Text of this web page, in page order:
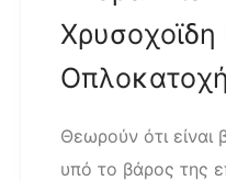
Χρυσοχοϊδη
Θεωρούν ότι είναι
υπό το βάρος της